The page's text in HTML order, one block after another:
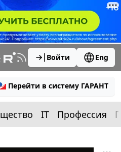
Войти Eng
Перейти в систему ГАРАНТ
IT Профессия